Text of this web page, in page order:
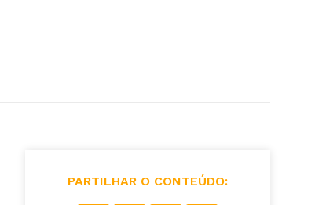
PARTILHAR O CONTEÚDO: